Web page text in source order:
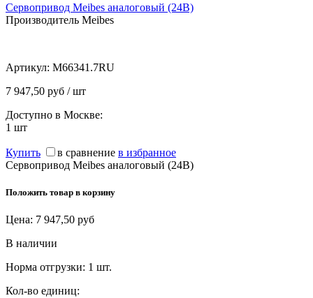
Сервопривод Meibes аналоговый (24В)
Производитель Meibes
Артикул: M66341.7RU
7 947,50 руб / шт
Доступно в Москве:
1 шт
Купить в сравнение в избранное
Сервопривод Meibes аналоговый (24В)
Положить товар в корзину
Цена: 7 947,50 руб
В наличии
Норма отгрузки: 1 шт.
Кол-во единиц: